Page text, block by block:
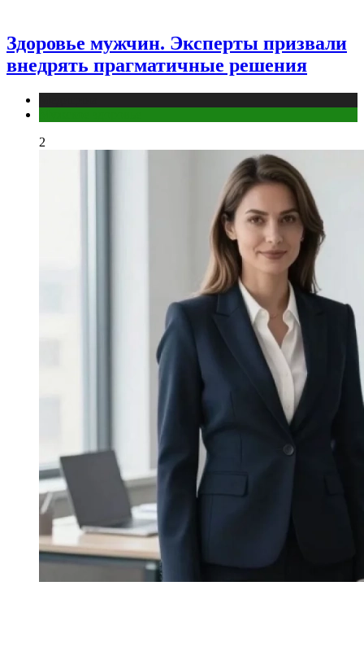
Здоровье мужчин. Эксперты призвали
внедрять прагматичные решения
2